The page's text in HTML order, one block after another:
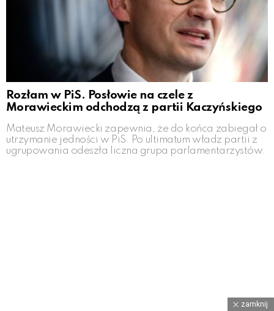
Rozłam w PiS. Posłowie na czele z
Morawieckim odchodzą z partii Kaczyńskiego
Mateusz Morawiecki zapewnia, że do końca zabiegał o
utrzymanie jedności w PiS. Po ultimatum władz partii z
ugrupowania odeszła liczna grupa parlamentarzystów.
zamknij